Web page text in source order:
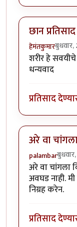
छान प्रतिसाद
हेमंतकुमार
शरीर हे
धन्यवाद
प्रतिसाद
अरे वा
palambar
अरे वा चांगला
अवघड नाही.
निग्रह करेन.
प्रतिसाद